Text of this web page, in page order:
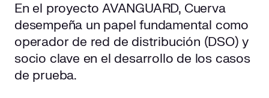
En el proyecto AVANGUARD, Cuerva
desempeña un papel fundamental como
operador de red de distribución (DSO) y
socio clave en el desarrollo de los casos
de prueba.